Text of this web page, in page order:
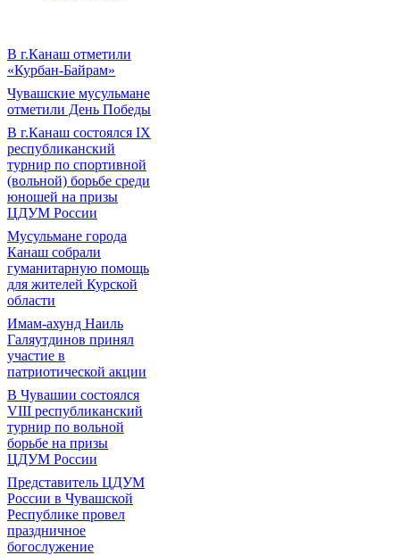
В г.Канаш отметили
«Курбан-Байрам»
Чувашские мусульмане
отметили День Победы
В г.Канаш состоялся IX
республиканский
турнир по спортивной
(вольной) борьбе среди
юношей на призы
ЦДУМ России
Мусульмане города
Канаш собрали
гуманитарную помощь
для жителей Курской
области
Имам-ахунд Наиль
Галяутдинов принял
участие в
патриотической акции
В Чувашии состоялся
VIII республиканский
турнир по вольной
борьбе на призы
ЦДУМ России
Представитель ЦДУМ
России в Чувашской
Республике провел
праздничное
богослужение